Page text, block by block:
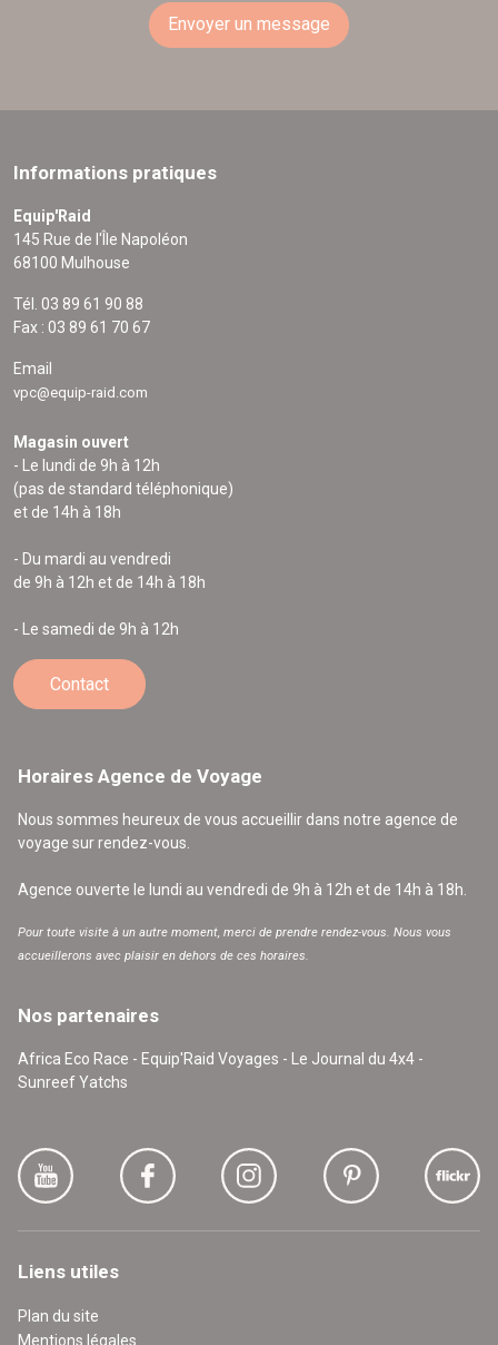
Envoyer un message
Informations pratiques
Equip'Raid
145 Rue de l'Île Napoléon
68100 Mulhouse
Tél. 03 89 61 90 88
Fax : 03 89 61 70 67
Email
vpc@equip-raid.com
Magasin ouvert
- Le lundi de 9h à 12h
(pas de standard téléphonique)
et de 14h à 18h
- Du mardi au vendredi
de 9h à 12h et de 14h à 18h
- Le samedi de 9h à 12h
Contact
Horaires Agence de Voyage
Nous sommes heureux de vous accueillir dans notre agence de
voyage sur rendez-vous.
Agence ouverte le lundi au vendredi de 9h à 12h et de 14h à 18h.
Pour toute visite à un autre moment, merci de prendre rendez-vous. Nous vous
accueillerons avec plaisir en dehors de ces horaires.
Nos partenaires
Africa Eco Race - Equip'Raid Voyages - Le Journal du 4x4 -
Sunreef Yatchs
Liens utiles
Plan du site
Mentions légales